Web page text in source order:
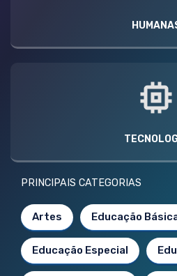
PRINCIPAIS CATEGORIAS
Artes Educação
Educação Especial